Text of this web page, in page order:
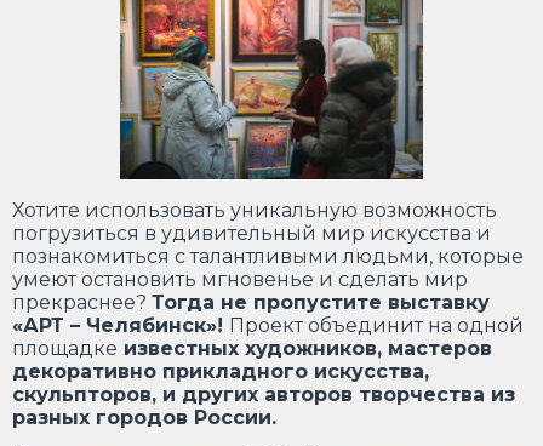
Хотите использовать уникальную возможность
погрузиться в удивительный мир искусства и
познакомиться с талантливыми людьми, которые
умеют остановить мгновенье и сделать мир
прекраснее? Тогда не пропустите выставку
«АРТ – Челябинск»! Проект объединит на одной
площадке известных художников, мастеров
декоративно прикладного искусства,
скульпторов, и других авторов творчества из
разных городов России.